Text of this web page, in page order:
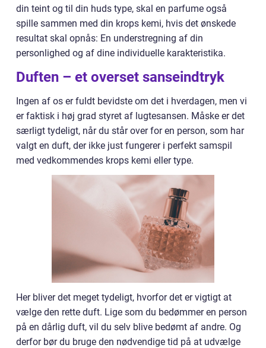
din teint og til din huds type, skal en parfume også
spille sammen med din krops kemi, hvis det ønskede
resultat skal opnås: En understregning af din
personlighed og af dine individuelle karakteristika.
Duften – et overset sanseindtryk
Ingen af os er fuldt bevidste om det i hverdagen, men vi
er faktisk i høj grad styret af lugtesansen. Måske er det
særligt tydeligt, når du står over for en person, som har
valgt en duft, der ikke just fungerer i perfekt samspil
med vedkommendes krops kemi eller type.
Her bliver det meget tydeligt, hvorfor det er vigtigt at
vælge den rette duft. Lige som du bedømmer en person
på en dårlig duft, vil du selv blive bedømt af andre. Og
derfor bør du bruge den nødvendige tid på at udvælge